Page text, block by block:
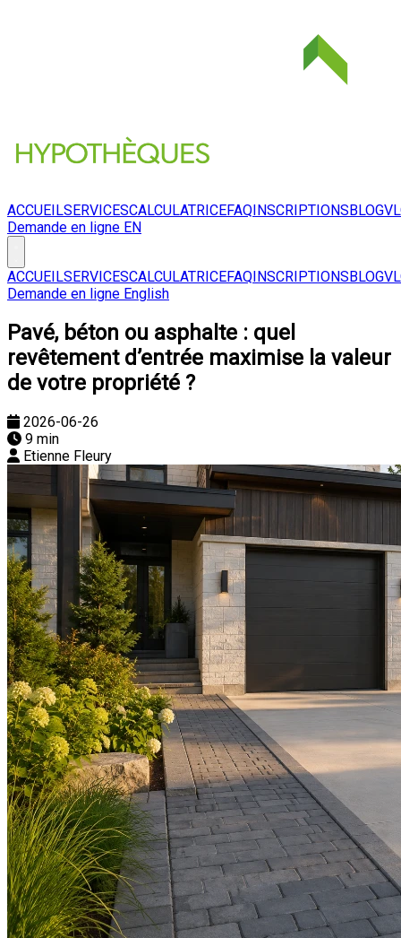
ACCUEILSERVICESCALCULATRICEFAQINSCRIPTIONSBLOG
Demande en ligne EN
ACCUEILSERVICESCALCULATRICEFAQINSCRIPTIONSBLOG
Demande en ligne English
Pavé, béton ou asphalte : quel
revêtement d’entrée maximise la valeur
de votre propriété ?
2026-06-26
9 min
Etienne Fleury